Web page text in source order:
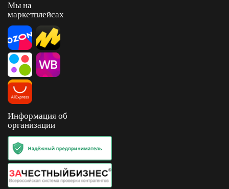
Мы на
маркетплейсах
Информация об
организации